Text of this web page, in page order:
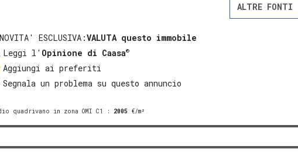
ALTRE FONTI
NOVITA' ESCLUSIVA:VALUTA questo immobile
Leggi l' Opinione di Caasa®
Aggiungi ai preferiti
Segnala un problema su questo annuncio
quadrivano in zona OMI C1 : 2005 €/m²